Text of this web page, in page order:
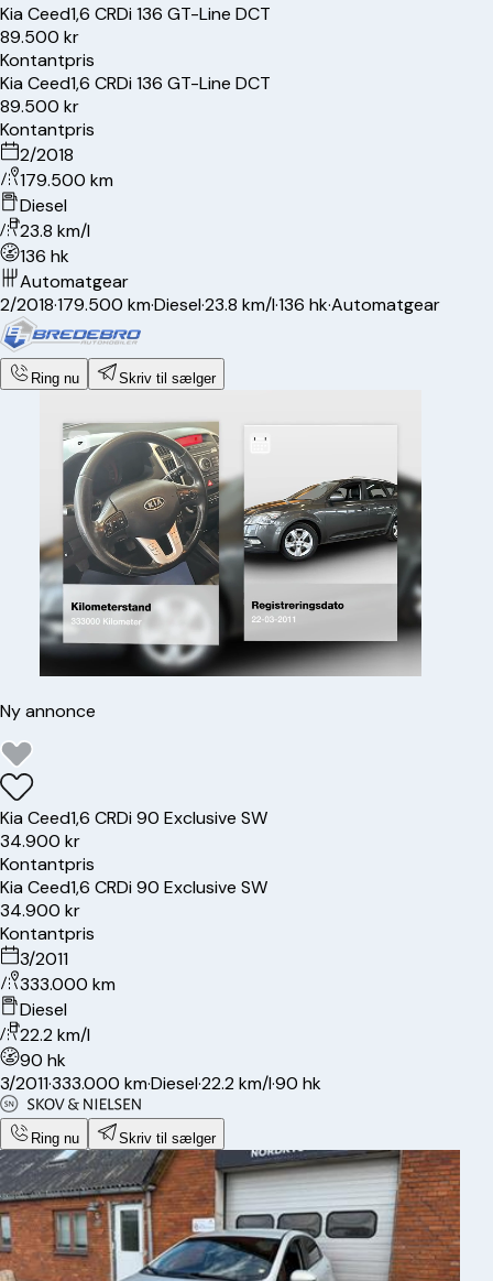
KiaCeed1,6 CRDi 136 GT-Line DCT
89.500 kr
Kontantpris
KiaCeed1,6 CRDi 136 GT-Line DCT
89.500 kr
Kontantpris
2/2018
179.500 km
Diesel
23.8 km/l
136 hk
Automatgear
2/2018·179.500 km·Diesel·23.8 km/l·136 hk·Automatgear
Ring nu Skriv til sælger
Ny annonce
KiaCeed1,6 CRDi 90 Exclusive SW
34.900 kr
Kontantpris
KiaCeed1,6 CRDi 90 Exclusive SW
34.900 kr
Kontantpris
3/2011
333.000 km
Diesel
22.2 km/l
90 hk
3/2011·333.000 km·Diesel·22.2 km/l·90 hk
Ring nu Skriv til sælger